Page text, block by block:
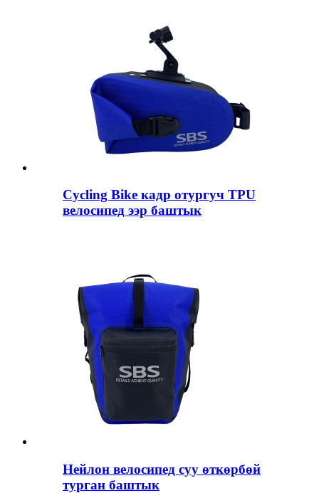
Cycling Bike кадр отургуч TPU
велосипед ээр баштык
Нейлон велосипед суу өткөрбөй
турган баштык